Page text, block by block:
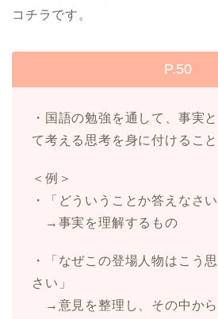
コチラです。
P.50
・国語の勉強を通して、事実
て考える思考を身に付けるこ
＜例＞
・「どういうことか答えなさい
→事実を理解するもの
・「なぜこの登場人物はこう
さい」
→意見を整理し、その中から